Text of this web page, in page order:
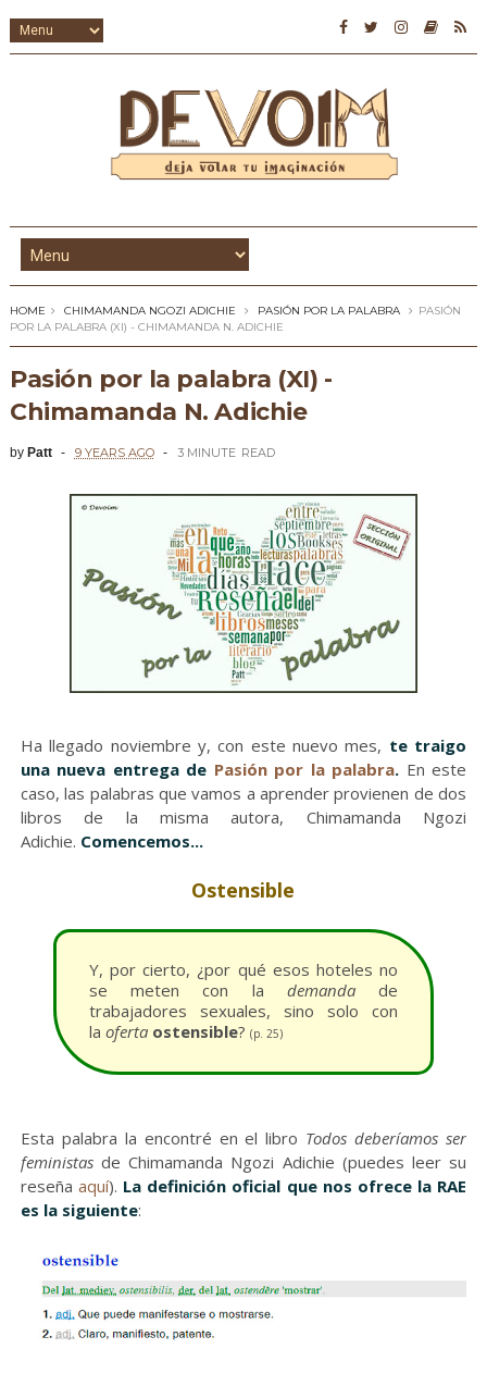
HOME CHIMAMANDA NGOZI ADICHIE PASIÓN POR LA PALABRA
PASIÓN
POR LA PALABRA (XI) - CHIMAMANDA N. ADICHIE
Pasión por la palabra (XI) -
Chimamanda N. Adichie
by Patt 9 YEARS AGO 3 MINUTE READ
Ha llegado noviembre y, con este nuevo mes, te traigo
una nueva entrega de Pasión por la palabra. En este
caso, las palabras que vamos a aprender provienen de dos
libros de la misma autora, Chimamanda Ngozi
Adichie. Comencemos...
Ostensible
Y, por cierto, ¿por qué esos hoteles no
se meten con la demandade
trabajadores sexuales, sino solo con
la oferta ostensible? (p. 25)
Esta palabra la encontré en el libro Todos deberíamos ser
feministasde Chimamanda Ngozi Adichie (puedes leer su
reseñaaquí). La definición oficial que nos ofrece la RAE
es la siguiente: